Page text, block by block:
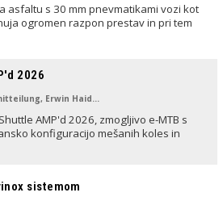
asfaltu s 30 mm pnevmatikami vozi kot
ogromen razpon prestav in pri tem
2026
Erwin Haiden
AMP'd 2026, zmogljivo e-MTB s
konfiguracijo mešanih koles in
sistemom